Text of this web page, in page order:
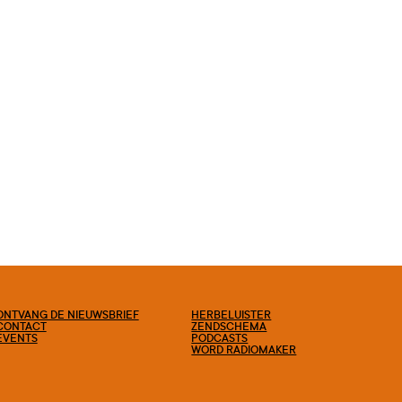
DE NIEUWSBRIEF HERBELUISTER
ZENDSCHEMA
PODCASTS
WORD RADIOMAKER